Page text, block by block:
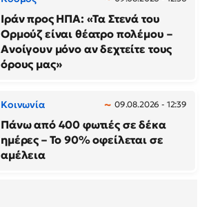
Ιράν προς ΗΠΑ: «Τα Στενά του
Ορμούζ είναι θέατρο πολέμου –
Ανοίγουν μόνο αν δεχτείτε τους
όρους μας»
Κοινωνία 09.08.2026 - 12:39
Πάνω από 400 φωτιές σε δέκα
ημέρες – Το 90% οφείλεται σε
αμέλεια